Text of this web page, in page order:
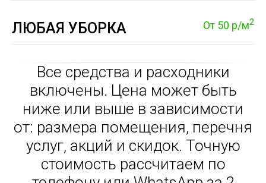
ЛЮБАЯ УБОРКА От 50 р/м2
Все средства и расходники
включены. Цена может быть
ниже или выше в зависимости
от: размера помещения, перечня
услуг, акций и скидок. Точную
стоимость рассчитаем по